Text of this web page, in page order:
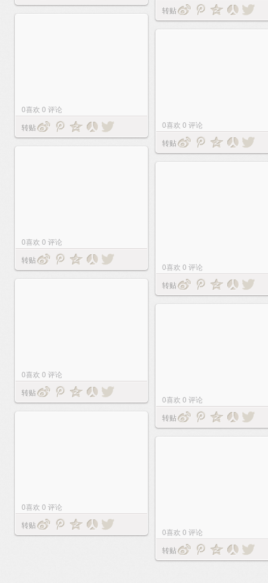
转贴
0喜欢 0 评论
转贴
0喜欢 0 评论
转贴
0喜欢 0 评论
转贴
0喜欢 0 评论
转贴
0喜欢 0 评论
转贴
0喜欢 0 评论
转贴
0喜欢 0 评论
转贴
0喜欢 0 评论
转贴